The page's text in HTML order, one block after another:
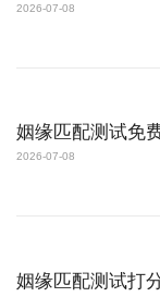
2026-07-08
姻缘匹配测试免
2026-07-08
姻缘匹配测试打